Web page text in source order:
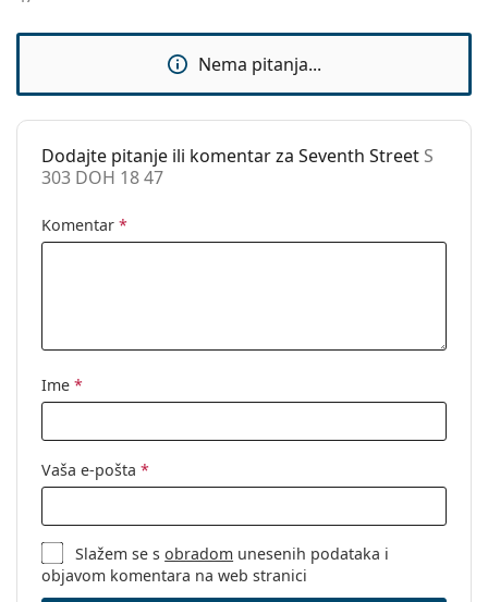
Da
Krpa za
Ne
Ostalo
Spol:
Kategorija:
Nema pitanja...
Dodajte pitanje ili komentar za Seventh Street S
303 DOH 18 47
Komentar *
Ime *
Vaša e-pošta *
Slažem se sobradom unesenih podataka i
objavom komentara na web stranici